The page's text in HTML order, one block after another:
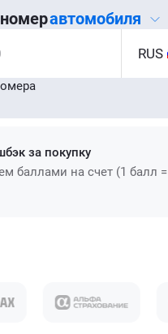
автомобиля
RUS
за покупку
баллами на счет (1 балл =